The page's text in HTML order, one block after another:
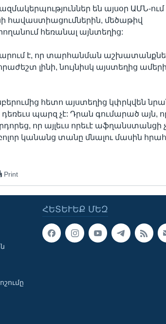
են այսօր ԱՄՆ-ում
հավաստիացումներին, մեծաթիվ
հեռանալ այնտեղից:
է, որ տարհանման
լինի, նույնիսկ այստեղից
հետո այստեղից կփրկվեն
դեռեւս պարզ չէ: Դրան գումարած այն,
որ այլեւս որեւէ աֆղանստանցի
կանանց տանը մնալու մասին
Print
ՀԵՏԵՒԵՔ ՄԵԶ